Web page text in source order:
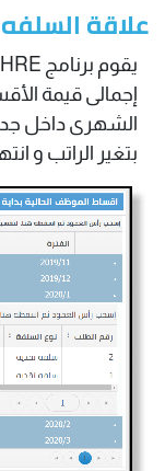
علاقة السلفه
إجمالى قيمة
الشهرى داخل
بتغير الراتب و